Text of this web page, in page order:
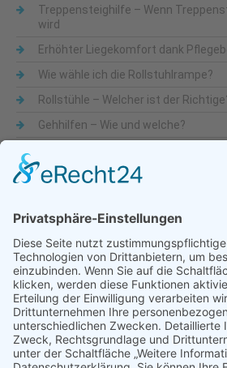
Treppensteighilfe – Wenn
wird
Erhöhter Liegekomfort dank
Wie wähle ich die Rollstuhlrampe?
Rollstühle – Welcher ist der
Gehhilfen – Wie und welche?
Beliebte
Adaptionsmöglichkeit Aktiv-Rollstühle
für die Küche Automatische Türöffner Bad
Bewegungseingeschränkung
druckentlastende